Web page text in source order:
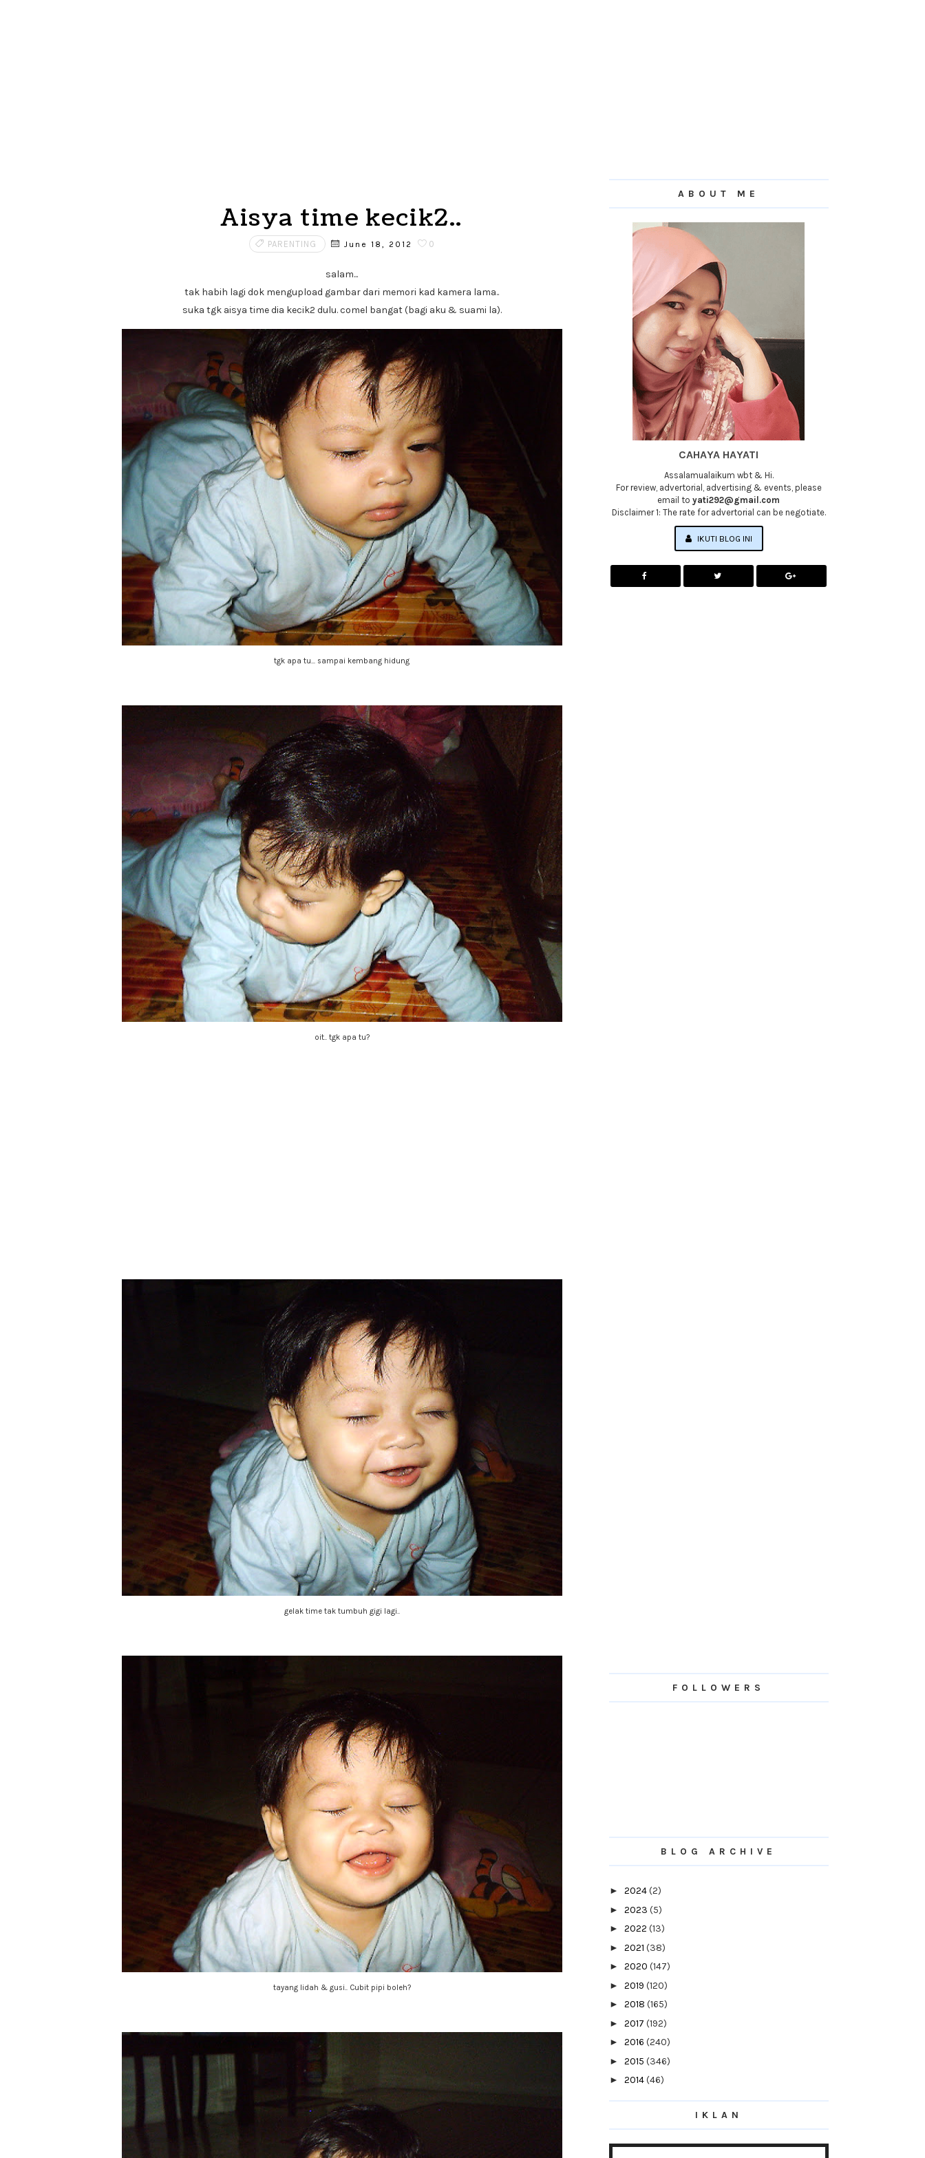
Aisya time kecik2..
PARENTING June 18, 2012 0
salam...
tak habih lagi dok mengupload gambar dari memori kad kamera lama..
suka tgk aisya time dia kecik2 dulu. comel bangat (bagi aku & suami la).
tgk apa tu... sampai kembang hidung
oit.. tgk apa tu?
gelak time tak tumbuh gigi lagi..
tayang lidah & gusi.. Cubit pipi boleh?
ABOUT ME
CAHAYA HAYATI
Assalamualaikum wbt & Hi.
For review, advertorial, advertising & events, please
email toyati292@gmail.com
Disclaimer 1: The rate for advertorial can be negotiate.
IKUTI BLOG INI
FOLLOWERS
BLOG ARCHIVE
► 2024(2)
► 2023 (5)
► 2022 (13)
► 2021 (38)
► 2020 (147)
► 2019 (120)
► 2018 (165)
► 2017 (192)
► 2016 (240)
► 2015 (346)
► 2014(46)
►2013(154)
IKLAN